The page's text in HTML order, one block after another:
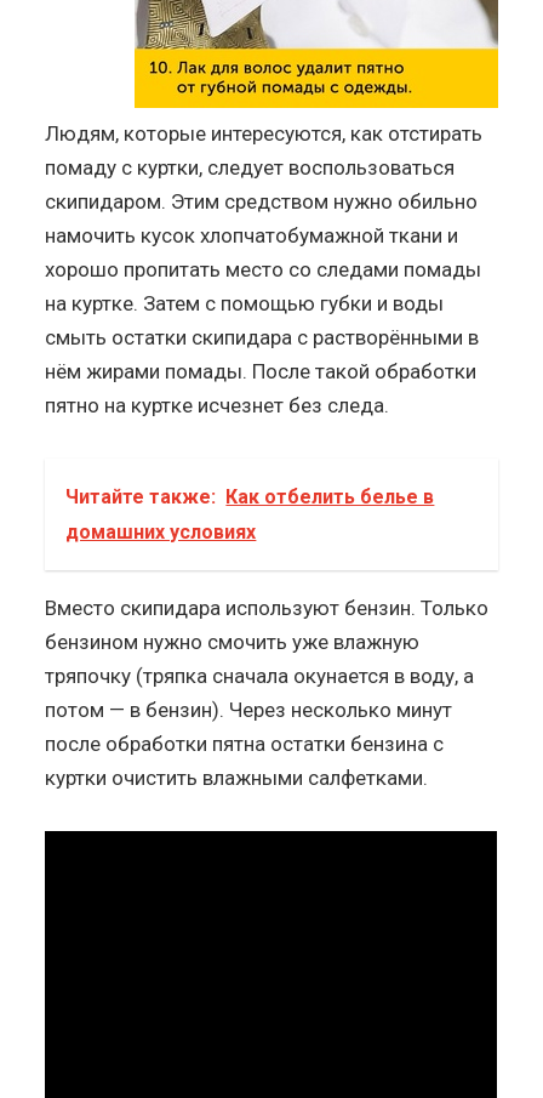
Людям, которые интересуются, как отстирать
помаду с куртки, следует воспользоваться
скипидаром. Этим средством нужно обильно
намочить кусок хлопчатобумажной ткани и
хорошо пропитать место со следами помады
на куртке. Затем с помощью губки и воды
смыть остатки скипидара с растворёнными в
нём жирами помады. После такой обработки
пятно на куртке исчезнет без следа.
Читайте также: Как отбелить белье в
домашних условиях
Вместо скипидара используют бензин. Только
бензином нужно смочить уже влажную
тряпочку (тряпка сначала окунается в воду, а
потом — в бензин). Через несколько минут
после обработки пятна остатки бензина с
куртки очистить влажными салфетками.